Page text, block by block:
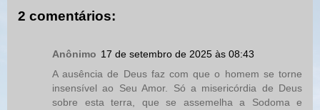
2 comentários:
Anônimo 17 de setembro de 2025 às 08:43
A ausência de Deus faz com que o homem se torne
insensível ao Seu Amor. Só a misericórdia de Deus
sobre esta terra, que se assemelha a Sodoma e